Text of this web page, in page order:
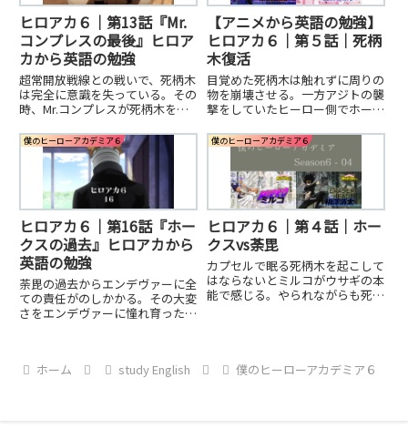
ヒロアカ６｜第13話『Mr.
コンプレスの最後』ヒロア
カから英語の勉強
超常開放戦線との戦いで、死柄木
は完全に意識を失っている。その
時、Mr.コンプレスが死柄木を起
時間稼ぎを始める。好きなことか
ら英語の勉強をしよう。英語の上
達には「英語に慣れる」必要があ
ります。慣れるには、何回も何回
も英語に触れる機会を作らないと
いけません。そこで登場：
SfromA。アニメから、、好きな
ことから英語の勉強を始めよう！
【アニメから英語の勉強】
ヒロアカ６｜第５話｜死柄
木復活
目覚めた死柄木は触れずに周りの
物を崩壊させる。一方アジトの襲
撃をしていたヒーロー側でホーク
である炎を見た常闇は、その危機
を唯一理解して助けに走った。
僕のヒーローアカデミア６
ヒロアカ６｜第16話『ホー
クスの過去』ヒロアカから
英語の勉強
荼毘の過去からエンデヴァーに全
ての責任がのしかかる。その大変
さをエンデヴァーに憧れ育ったホ
英語上達に必要な「英語に慣れ
僕のヒーローアカデミア６
ヒロアカ６｜第４話｜ホー
クスvs荼毘
カプセルで眠る死柄木を起こして
はならないとミルコがウサギの本
能で感じる。やられながらも死柄
た』
ホーム study English 僕のヒーローアカデミア６